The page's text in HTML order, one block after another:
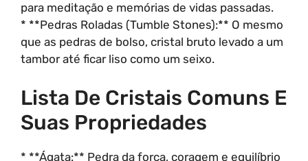
para meditação e memórias de vidas passadas.
* **Pedras Roladas (Tumble Stones):** O mesmo
que as pedras de bolso, cristal bruto levado a um
tambor até ficar liso como um seixo.
Lista De Cristais Comuns E
Suas Propriedades
* **Ágata:** Pedra da força, coragem e equilíbrio